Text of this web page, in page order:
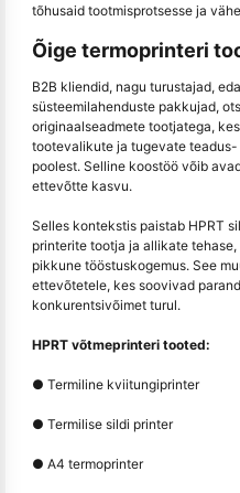
tõhusaid tootmisprotsesse ja
Õige termoprinteri
B2B kliendid, nagu turustajad,
süsteemilahenduste pakkujad,
originaalseadmete tootjatega,
tootevalikute ja tugevate
poolest. Selline koostöö võib
ettevõtte kasvu.
Selles kontekstis paistab HPRT
printerite tootja ja allikate
pikkune tööstuskogemus. See
ettevõtetele, kes soovivad
konkurentsivõimet turul.
HPRT võtmeprinteri tooted:
● Termiline kviitungiprinter
● Termilise sildi printer
● A4 termoprinter